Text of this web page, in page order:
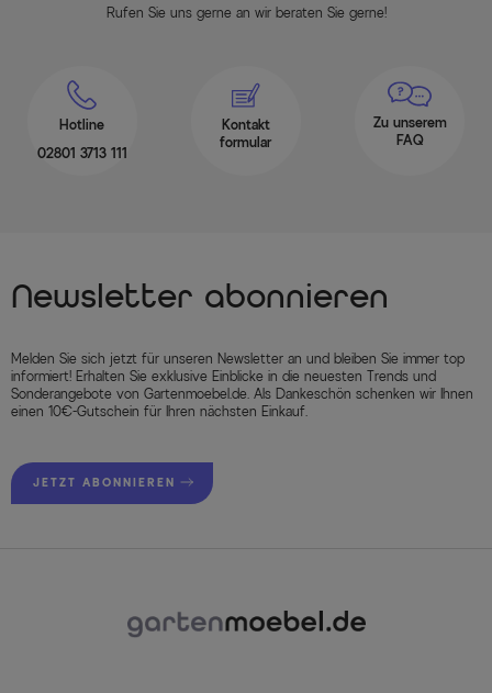
Rufen Sie uns gerne an wir beraten Sie gerne!
Hotline
02801 3713 111
Kontakt
formular
Zu unserem
FAQ
Newsletter abonnieren
Melden Sie sich jetzt für unseren Newsletter an und bleiben Sie immer top
informiert! Erhalten Sie exklusive Einblicke in die neuesten Trends und
Sonderangebote von Gartenmoebel.de. Als Dankeschön schenken wir Ihnen
einen 10€-Gutschein für Ihren nächsten Einkauf.
JETZT ABONNIEREN